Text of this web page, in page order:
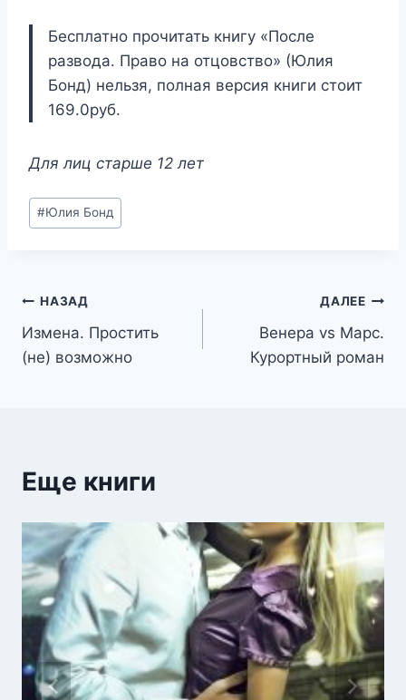
Бесплатно прочитать книгу «После
развода. Право на отцовство» (Юлия
Бонд) нельзя, полная версия книги стоит
169.0руб.
Для лиц старше 12 лет
Метки
записи:
#Юлия Бонд
Навигация
по
НАЗАД
Измена. Простить
(не) возможно
ДАЛЕЕ
Венера vs Марс.
Курортный роман
Еще книги